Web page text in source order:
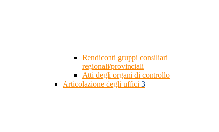
Rendiconti gruppi consiliari
regionali/provinciali
Atti degli organi di controllo
Articolazione degli uffici 3